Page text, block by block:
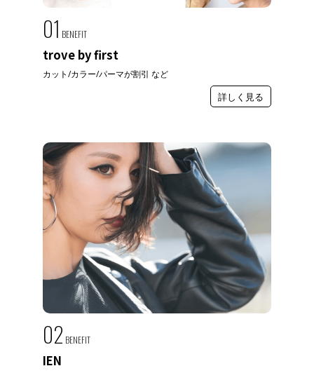
01 BENEFIT
trove by first
カット/カラー/パーマが割引 など
詳しく見る
02 BENEFIT
IEN